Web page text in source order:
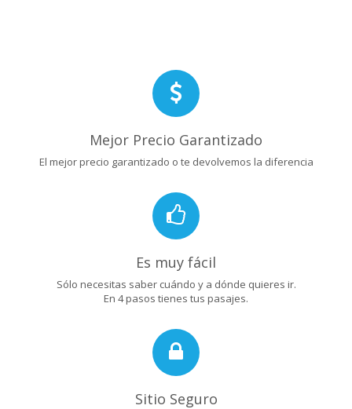
Mejor Precio Garantizado
El mejor precio garantizado o te devolvemos la diferencia
Es muy fácil
Sólo necesitas saber cuándo y a dónde quieres ir.
En 4 pasos tienes tus pasajes.
Sitio Seguro